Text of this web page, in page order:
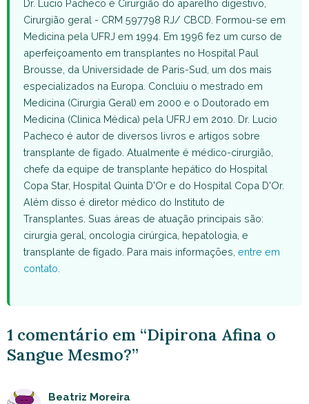
Dr. Lucio Pacheco é Cirurgião do aparelho digestivo,
Cirurgião geral - CRM 597798 RJ/ CBCD. Formou-se em
Medicina pela UFRJ em 1994. Em 1996 fez um curso de
aperfeiçoamento em transplantes no Hospital Paul
Brousse, da Universidade de Paris-Sud, um dos mais
especializados na Europa. Concluiu o mestrado em
Medicina (Cirurgia Geral) em 2000 e o Doutorado em
Medicina (Clinica Médica) pela UFRJ em 2010. Dr. Lucio
Pacheco é autor de diversos livros e artigos sobre
transplante de fígado. Atualmente é médico-cirurgião,
chefe da equipe de transplante hepático do Hospital
Copa Star, Hospital Quinta D'Or e do Hospital Copa D'Or.
Além disso é diretor médico do Instituto de
Transplantes. Suas áreas de atuação principais são:
cirurgia geral, oncologia cirúrgica, hepatologia, e
transplante de fígado. Para mais informações, entre em
contato
1 comentário em “Dipirona Afina o
Sangue Mesmo?”
Beatriz Moreira